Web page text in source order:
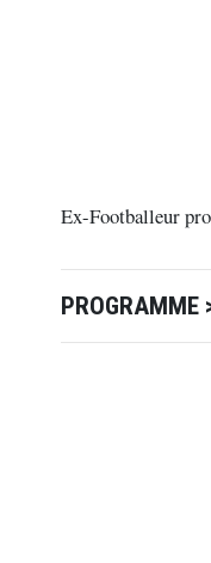
Ex-Footballeur
PROGRAMME